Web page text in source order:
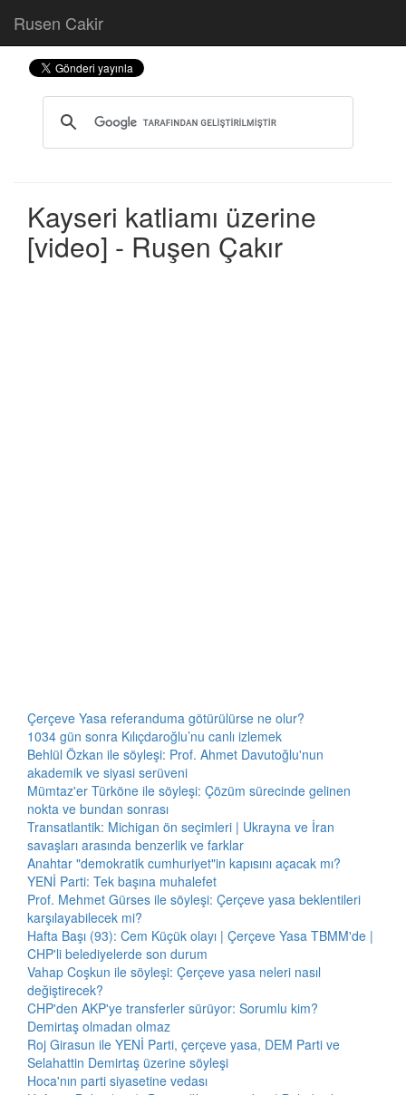
Rusen Cakir
Kayseri katliamı üzerine
[video] - Ruşen Çakır
Çerçeve Yasa referanduma götürülürse ne olur?
1034 gün sonra Kılıçdaroğlu’nu canlı izlemek
Behlül Özkan ile söyleşi: Prof. Ahmet Davutoğlu'nun
akademik ve siyasi serüveni
Mümtaz'er Türköne ile söyleşi: Çözüm sürecinde gelinen
nokta ve bundan sonrası
Transatlantik: Michigan ön seçimleri | Ukrayna ve İran
savaşları arasında benzerlik ve farklar
Anahtar "demokratik cumhuriyet"in kapısını açacak mı?
YENİ Parti: Tek başına muhalefet
Prof. Mehmet Gürses ile söyleşi: Çerçeve yasa beklentileri
karşılayabilecek mi?
Hafta Başı (93): Cem Küçük olayı | Çerçeve Yasa TBMM'de |
CHP'li belediyelerde son durum
Vahap Coşkun ile söyleşi: Çerçeve yasa neleri nasıl
değiştirecek?
CHP'den AKP'ye transferler sürüyor: Sorumlu kim?
Demirtaş olmadan olmaz
Roj Girasun ile YENİ Parti, çerçeve yasa, DEM Parti ve
Selahattin Demirtaş üzerine söyleşi
Hoca'nın parti siyasetine vedası